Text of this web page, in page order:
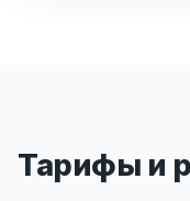
Тарифы и